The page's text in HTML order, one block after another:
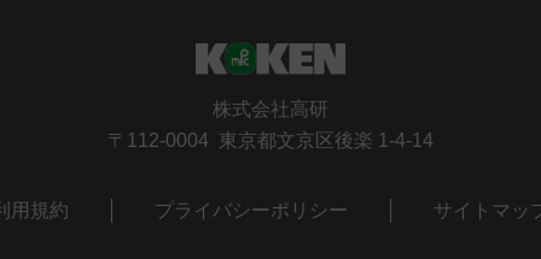
株式会社高研
〒112-0004 東京都文京区後楽 1-4-14
用規約 プライバシーポリシー サイトマッ